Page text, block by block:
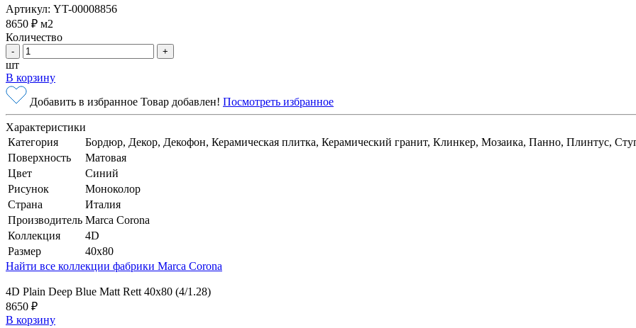
Артикул: YT-00008856
8650 ₽ м2
Количество
- +
шт
В корзину
Добавить в избранное Товар добавлен! Посмотреть избранное
Характеристики
Категория
Бордюр, Декор, Декофон, Керамическая плитка, Керамический гранит, Клинкер, Мозаика, Панно, Плинтус,
Поверхность
Матовая
Цвет
Синий
Рисунок
Моноколор
Страна
Италия
Производитель Marca Corona
Коллекция
4D
Размер
40x80
Найти все коллекции фабрики Marca Corona
4D Plain Deep Blue Matt Rett 40х80 (4/1.28)
8650 ₽
В корзину